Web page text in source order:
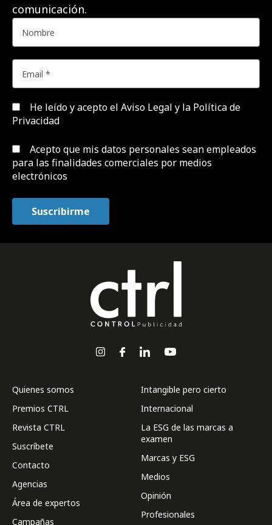
comunicación.
He leído y acepto el Aviso Legal y la Política de
Privacidad
Acepto que mis datos personales sean empleados
para las finalidades comerciales por medios
electrónicos
Quienes somos
Premios CTRL
Revista CTRL
Suscríbete
Contacto
Agencias
Área de expertos
Campañas
Intangible pero cierto
Internacional
La ESG de las marcas a
examen
Marcas y ESG
Medios
Opinión
Profesionales